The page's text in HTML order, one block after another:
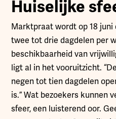
Huiselijke
Marktpraat wordt op 18
twee tot drie dagdelen per
beschikbaarheid van
ligt al in het vooruitzicht.
negen tot tien dagdelen
is.” Wat bezoekers kunnen
sfeer, een luisterend oor.